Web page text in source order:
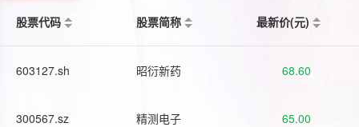
股票代码
股票简称 最新价(元)
603127.sh 昭衍新药 68.60
300567.sz 精测电子 65.00